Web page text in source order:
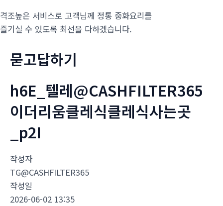
격조높은 서비스로 고객님께 정통 중화요리를
즐기실 수 있도록 최선을 다하겠습니다.
묻고답하기
h6E_텔레@CASHFILTER365
이더리움클레식클레식사는곳
_p2I
작성자
TG@CASHFILTER365
작성일
2026-06-02 13:35